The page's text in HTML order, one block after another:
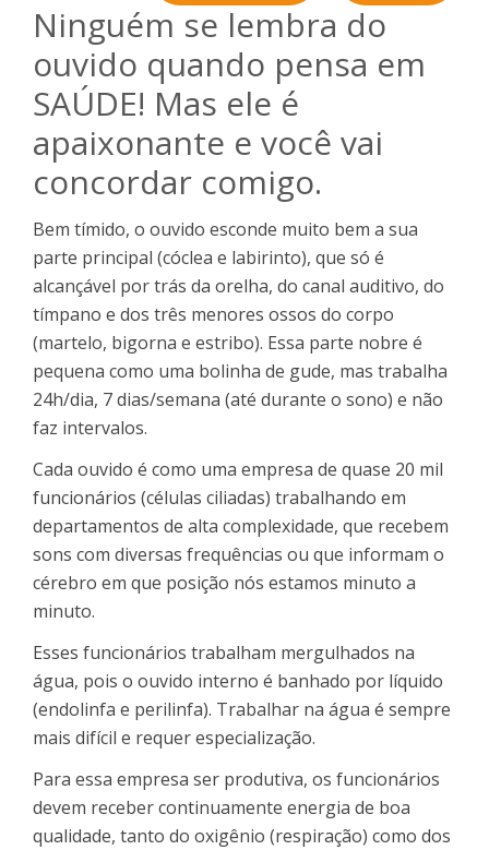
Ninguém se lembra do
ouvido quando pensa em
SAÚDE! Mas ele é
apaixonante e você vai
concordar comigo.
Bem tímido, o ouvido esconde muito bem a sua
parte principal (cóclea e labirinto), que só é
alcançável por trás da orelha, do canal auditivo, do
tímpano e dos três menores ossos do corpo
(martelo, bigorna e estribo). Essa parte nobre é
pequena como uma bolinha de gude, mas trabalha
24h/dia, 7 dias/semana (até durante o sono) e não
faz intervalos.
Cada ouvido é como uma empresa de quase 20 mil
funcionários (células ciliadas) trabalhando em
departamentos de alta complexidade, que recebem
sons com diversas frequências ou que informam o
cérebro em que posição nós estamos minuto a
minuto.
Esses funcionários trabalham mergulhados na
água, pois o ouvido interno é banhado por líquido
(endolinfa e perilinfa). Trabalhar na água é sempre
mais difícil e requer especialização.
Para essa empresa ser produtiva, os funcionários
devem receber continuamente energia de boa
qualidade, tanto do oxigênio (respiração) como dos